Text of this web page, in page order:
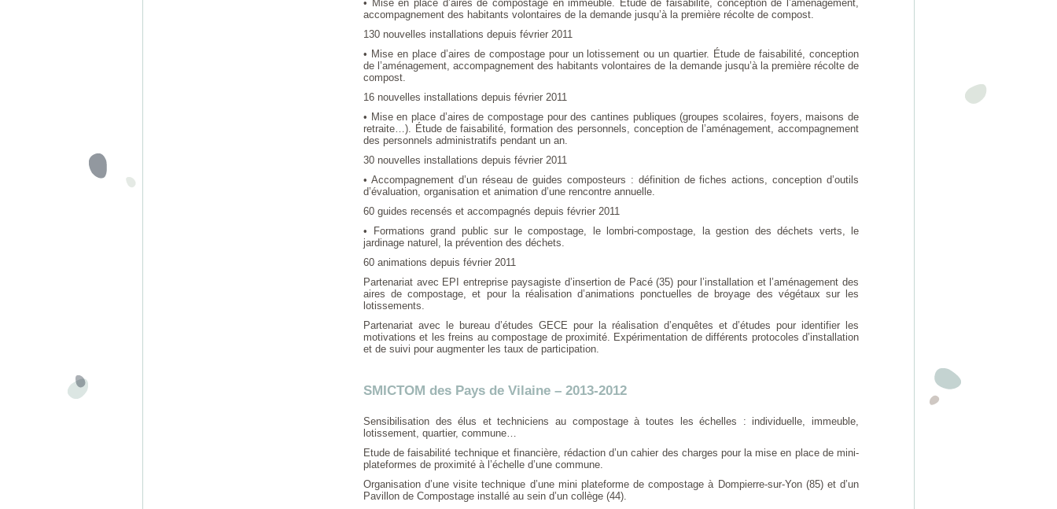
• Mise en place d’aires de compostage en immeuble. Étude de faisabilité, conception de l’aménagement,
accompagnement des habitants volontaires de la demande jusqu’à la première récolte de compost.
130 nouvelles installations depuis février 2011
• Mise en place d’aires de compostage pour un lotissement ou un quartier. Étude de faisabilité, conception
de l’aménagement, accompagnement des habitants volontaires de la demande jusqu’à la première récolte de
compost.
16 nouvelles installations depuis février 2011
• Mise en place d’aires de compostage pour des cantines publiques (groupes scolaires, foyers, maisons de
retraite…). Étude de faisabilité, formation des personnels, conception de l’aménagement, accompagnement
des personnels administratifs pendant un an.
30 nouvelles installations depuis février 2011
• Accompagnement d’un réseau de guides composteurs : définition de fiches actions, conception d’outils
d’évaluation, organisation et animation d’une rencontre annuelle.
60 guides recensés et accompagnés depuis février 2011
• Formations grand public sur le compostage, le lombri-compostage, la gestion des déchets verts, le
jardinage naturel, la prévention des déchets.
60 animations depuis février 2011
Partenariat avec EPI entreprise paysagiste d’insertion de Pacé (35) pour l’installation et l’aménagement des
aires de compostage, et pour la réalisation d’animations ponctuelles de broyage des végétaux sur les
lotissements.
Partenariat avec le bureau d’études GECE pour la réalisation d’enquêtes et d’études pour identifier les
motivations et les freins au compostage de proximité. Expérimentation de différents protocoles d’installation
et de suivi pour augmenter les taux de participation.
SMICTOM des Pays de Vilaine – 2013-2012
Sensibilisation des élus et techniciens au compostage à toutes les échelles : individuelle, immeuble,
lotissement, quartier, commune…
Etude de faisabilité technique et financière, rédaction d’un cahier des charges pour la mise en place de mini-
plateformes de proximité à l’échelle d’une commune.
Organisation d’une visite technique d’une mini plateforme de compostage à Dompierre-sur-Yon (85) et d’un
Pavillon de Compostage installé au sein d’un collège (44).